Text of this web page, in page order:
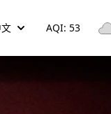
AQI: 53